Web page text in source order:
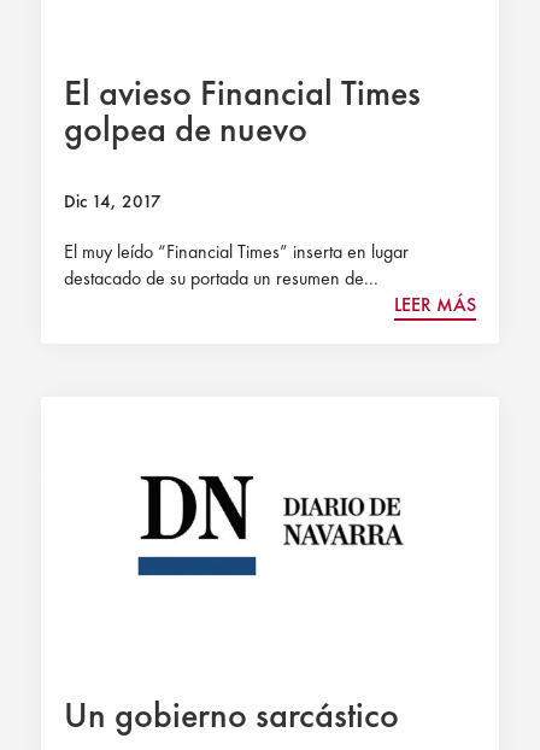
El avieso Financial Times
golpea de nuevo
Dic 14, 2017
El muy leído “Financial Times” inserta en lugar
destacado de su portada un resumen de...
LEER MÁS
Un gobierno sarcástico